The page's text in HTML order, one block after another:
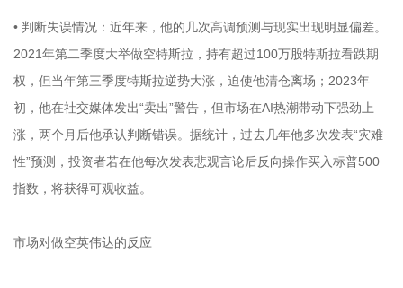
• 判断失误情况：近年来，他的几次高调预测与现实出现明显偏差。
2021年第二季度大举做空特斯拉，持有超过100万股特斯拉看跌期
权，但当年第三季度特斯拉逆势大涨，迫使他清仓离场；2023年
初，他在社交媒体发出“卖出”警告，但市场在AI热潮带动下强劲上
涨，两个月后他承认判断错误。据统计，过去几年他多次发表“灾难
性”预测，投资者若在他每次发表悲观言论后反向操作买入标普500
指数，将获得可观收益。
市场对做空英伟达的反应